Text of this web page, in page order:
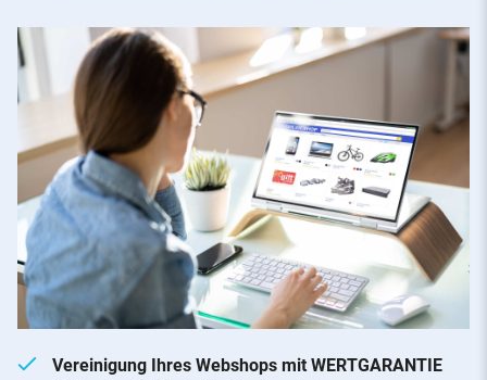
Vereinigung Ihres Webshops mit WERTGARANTIE